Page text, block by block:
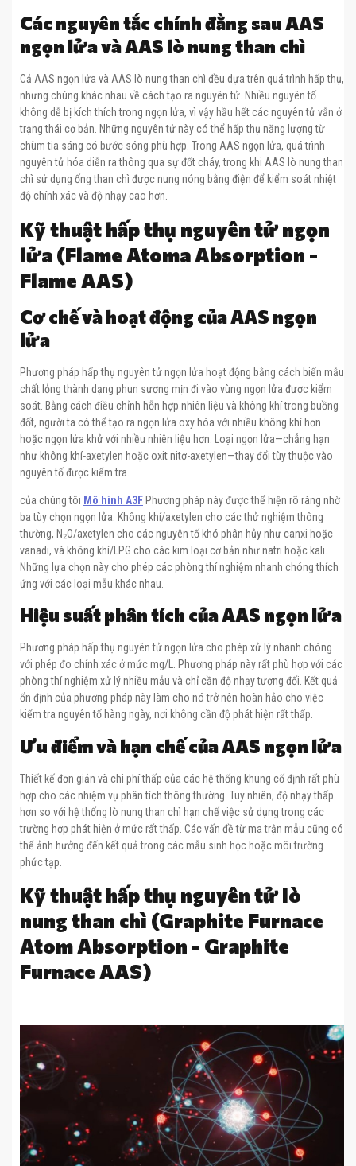
Các nguyên tắc chính đằng sau AAS
ngọn lửa và AAS lò nung than chì
Cả AAS ngọn lửa và AAS lò nung than chì đều dựa trên quá trình hấp thụ,
nhưng chúng khác nhau về cách tạo ra nguyên tử. Nhiều nguyên tố
không dễ bị kích thích trong ngọn lửa, vì vậy hầu hết các nguyên tử vẫn ở
trạng thái cơ bản. Những nguyên tử này có thể hấp thụ năng lượng từ
chùm tia sáng có bước sóng phù hợp. Trong AAS ngọn lửa, quá trình
nguyên tử hóa diễn ra thông qua sự đốt cháy, trong khi AAS lò nung than
chì sử dụng ống than chì được nung nóng bằng điện để kiểm soát nhiệt
độ chính xác và độ nhạy cao hơn.
Kỹ thuật hấp thụ nguyên tử ngọn
lửa (Flame Atoma Absorption -
Flame AAS)
Cơ chế và hoạt động của AAS ngọn
lửa
Phương pháp hấp thụ nguyên tử ngọn lửa hoạt động bằng cách biến mẫu
chất lỏng thành dạng phun sương mịn đi vào vùng ngọn lửa được kiểm
soát. Bằng cách điều chỉnh hỗn hợp nhiên liệu và không khí trong buồng
đốt, người ta có thể tạo ra ngọn lửa oxy hóa với nhiều không khí hơn
hoặc ngọn lửa khử với nhiều nhiên liệu hơn. Loại ngọn lửa—chẳng hạn
như không khí-axetylen hoặc oxit nitơ-axetylen—thay đổi tùy thuộc vào
nguyên tố được kiểm tra.
của chúng tôi Mô hình A3F Phương pháp này được thể hiện rõ ràng nhờ
ba tùy chọn ngọn lửa: Không khí/axetylen cho các thử nghiệm thông
thường, N₂O/axetylen cho các nguyên tố khó phân hủy như canxi hoặc
vanadi, và không khí/LPG cho các kim loại cơ bản như natri hoặc kali.
Những lựa chọn này cho phép các phòng thí nghiệm nhanh chóng thích
ứng với các loại mẫu khác nhau.
Hiệu suất phân tích của AAS ngọn lửa
Phương pháp hấp thụ nguyên tử ngọn lửa cho phép xử lý nhanh chóng
với phép đo chính xác ở mức mg/L. Phương pháp này rất phù hợp với các
phòng thí nghiệm xử lý nhiều mẫu và chỉ cần độ nhạy tương đối. Kết quả
ổn định của phương pháp này làm cho nó trở nên hoàn hảo cho việc
kiểm tra nguyên tố hàng ngày, nơi không cần độ phát hiện rất thấp.
Ưu điểm và hạn chế của AAS ngọn lửa
Thiết kế đơn giản và chi phí thấp của các hệ thống khung cố định rất phù
hợp cho các nhiệm vụ phân tích thông thường. Tuy nhiên, độ nhạy thấp
hơn so với hệ thống lò nung than chì hạn chế việc sử dụng trong các
trường hợp phát hiện ở mức rất thấp. Các vấn đề từ ma trận mẫu cũng có
thể ảnh hưởng đến kết quả trong các mẫu sinh học hoặc môi trường
phức tạp.
Kỹ thuật hấp thụ nguyên tử lò
nung than chì (Graphite Furnace
Atom Absorption - Graphite
Furnace AAS)